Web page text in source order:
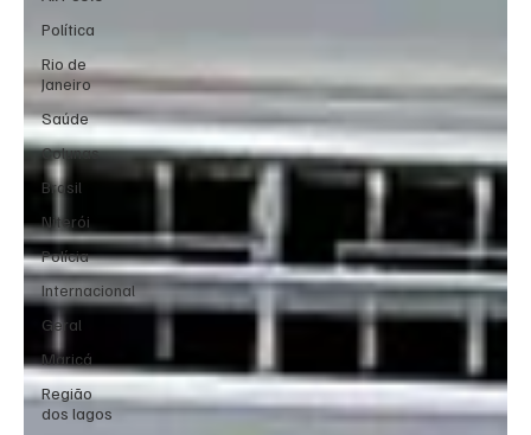
Política
Rio de
Janeiro
Saúde
Colunas
Brasil
Niterói
Polícia
Internacional
Geral
Maricá
Região
dos lagos